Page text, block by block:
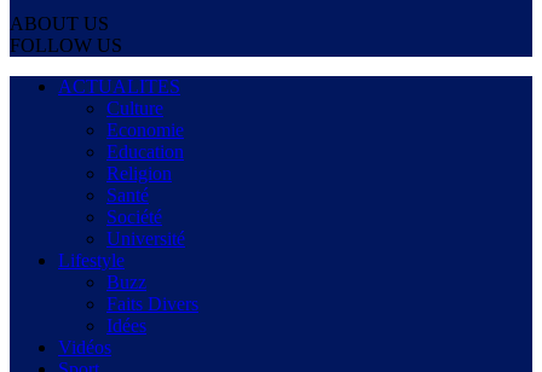
ABOUT US
FOLLOW US
ACTUALITES
Culture
Economie
Education
Religion
Santé
Société
Université
Lifestyle
Buzz
Faits Divers
Idées
Vidéos